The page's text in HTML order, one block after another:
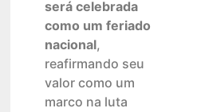
será celebrada
como um feriado
nacional,
reafirmando seu
valor como um
marco na luta